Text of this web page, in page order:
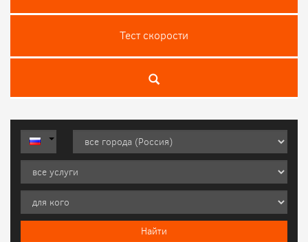
Тест скороcти